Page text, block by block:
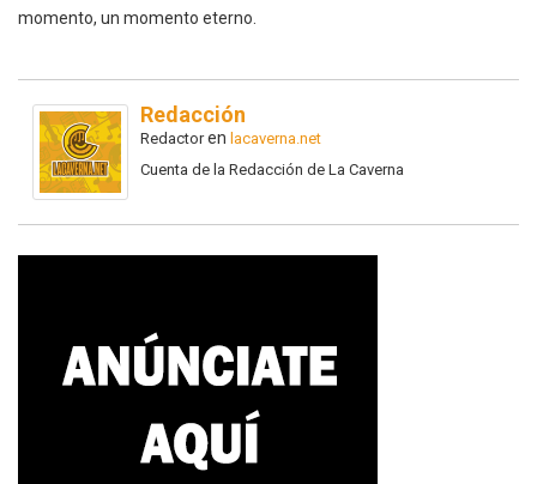
momento, un momento eterno.
Redacción
Redactoren lacaverna.net
Cuenta de la Redacción de La Caverna